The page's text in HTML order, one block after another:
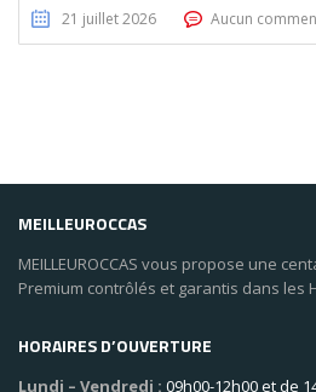
21 juillet 2026 Aucun
MEILLEUROCCAS
MEILLEUROCCAS vous propose une
Premium contrôlés et garantis dans les
HORAIRES D’OUVERTURE
Lundi – Vendredi : 09h00-12h00 et de